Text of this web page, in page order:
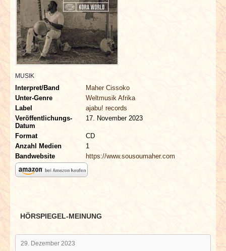
VERLOSUNGEN
INTERVIEWS
SPECIALS
REDAKTION
LINKS
ARCHIV
MUSIK
Interpret/Band
Maher Cissoko
Unter-Genre
Weltmusik Afrika
Label
ajabu! records
Veröffentlichungs-
Datum
17. November 2023
Format
CD
Anzahl Medien
1
Bandwebsite
https://www.sousoumaher.com
HÖRSPIEGEL-MEINUNG
29. Dezember 2023